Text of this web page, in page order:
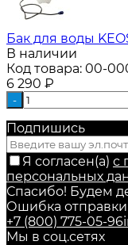
Бак для воды
В наличии
Код товара: 00-
6 290 ₽
-
Подпишись
Я согласен(a) с
персональных
Спасибо! Будем
Ошибка
+7 (800) 775-05-96
Мы в соц.сетях